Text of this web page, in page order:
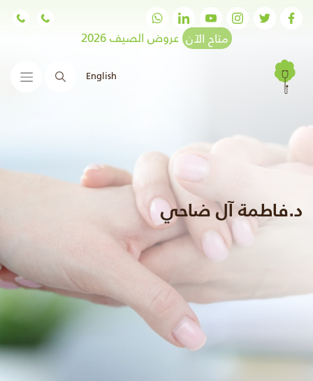
متاح الآن عروض الصيف 2026
English البحث
د.فاطمة آل ضاحي